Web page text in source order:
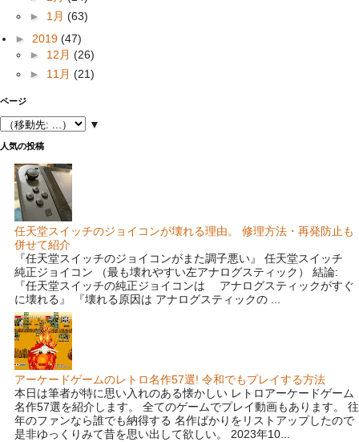
► 1月 (63)
► 2019 (47)
► 12月 (26)
► 11月 (21)
ページ
▼
人気の投稿
任天堂スイッチのジョイコンが壊れる理由。 修理方法・再発防止も
併せて紹介
『任天堂スイッチのジョイコンがまた調子悪い』 任天堂スイッチ
純正ジョイコン （最も壊れやすい左アナログスティック） 結論:
『任天堂スイッチの純正ジョイコンは アナログスティックがすぐ
に壊れる』 『壊れる原因は アナログスティックの ...
アーケードゲームのレトロ名作57選! 令和でもプレイする方法
本日は筆者が特に思い入れのある懐かしい レトロアーケードゲーム
名作57選を紹介します。 全てのゲームでプレイ動画もあります。 往
年のファンなら誰でも納得する 名作ばかりをリストアップしたので
是非ゆっくりみて昔を思い出して欲しい。 2023年10...